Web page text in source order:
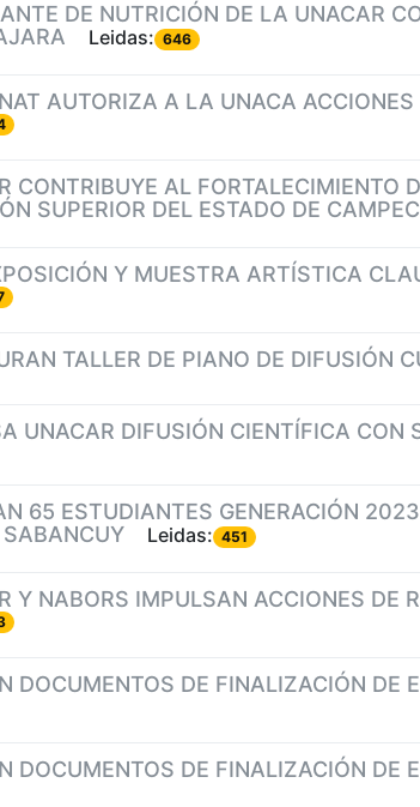
DE NUTRICIÓN DE LA UNACAR
Leidas: 646
AUTORIZA A LA UNACA
CONTRIBUYE AL FORTALECIMIENTO
SUPERIOR DEL ESTADO DE
Y MUESTRA ARTÍSTICA
TALLER DE PIANO DE DIFUSIÓN
UNACAR DIFUSIÓN CIENTÍFICA CON
65 ESTUDIANTES GENERACIÓN
Leidas: 451
Y NABORS IMPULSAN ACCIONES DE
DOCUMENTOS DE FINALIZACIÓN DE
DOCUMENTOS DE FINALIZACIÓN DE